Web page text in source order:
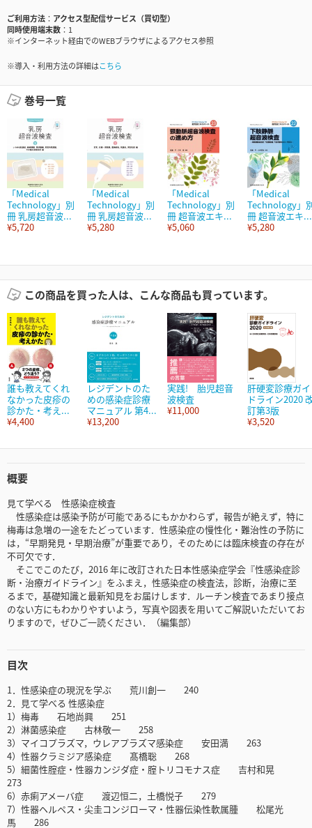
ご利用方法
アクセス型配信サービス（買切型）
同時使用端末数
1
※インターネット経由でのWEBブラウザによるアクセス参照
※導入・利用方法の詳細はこちら
巻号一覧
「Medical
Technology」別
冊 乳房超音波...
¥5,720
「Medical
Technology」別
冊 乳房超音波...
¥5,280
「Medical
Technology」別
冊 超音波エキ...
¥5,060
「Medical
Technology」
冊 超音波エキ...
¥5,280
この商品を買った人は、こんな商品も買っています。
誰も教えてくれ
なかった皮疹の
診かた・考え...
¥4,400
レジデントのた
めの感染症診療
マニュアル 第4...
¥13,200
実践! 胎児超音
波検査
¥11,000
肝硬変診療ガイ
ドライン2020
訂第3版
¥3,520
概要
見て学べる 性感染症検査
性感染症は感染予防が可能であるにもかかわらず，報告が絶えず，特に
梅毒は急増の一途をたどっています．性感染症の慢性化・難治性の予防に
は，“早期発見・早期治療”が重要であり，そのためには臨床検査の存在が
不可欠です．
そこでこのたび，2016 年に改訂された日本性感染症学会『性感染症診
断・治療ガイドライン』をふまえ，性感染症の検査法，診断，治療に至
るまで，基礎知識と最新知見をお届けします．ルーチン検査であまり接点
のない方にもわかりやすいよう，写真や図表を用いてご解説いただいてお
りますので，ぜひご一読ください．（編集部）
目次
1．性感染症の現況を学ぶ 荒川創一 240
2．見て学べる 性感染症
1）梅毒 石地尚興 251
2）淋菌感染症 古林敬一 258
3）マイコプラズマ，ウレアプラズマ感染症 安田満 263
4）性器クラミジア感染症 髙橋聡 268
5）細菌性腟症・性器カンジダ症・腟トリコモナス症 吉村和晃
273
6）赤痢アメーバ症 渡辺恒二，土橋悦子 279
7）性器ヘルペス・尖圭コンジローマ・性器伝染性軟属腫 松尾光
馬 286